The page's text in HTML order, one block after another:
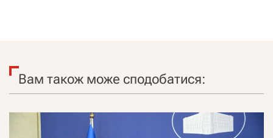
Вам також може сподобатися: